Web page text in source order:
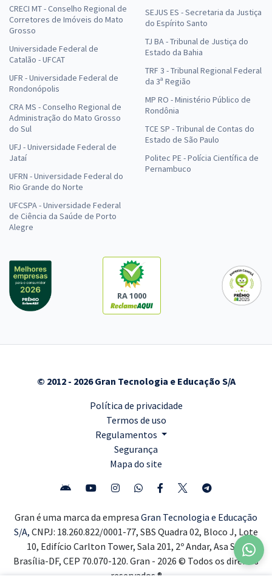
CRECI MT - Conselho Regional de
Corretores de Imóveis do Mato
Grosso
Universidade Federal de
Catalão - UFCAT
UFR - Universidade Federal de
Rondonópolis
CRA MS - Conselho Regional de
Administração do Mato Grosso
do Sul
UFJ - Universidade Federal de
Jataí
UFRN - Universidade Federal do
Rio Grande do Norte
UFCSPA - Universidade Federal
de Ciência da Saúde de Porto
Alegre
SEJUS ES - Secretaria da Justiça
do Espírito Santo
TJ BA - Tribunal de Justiça do
Estado da Bahia
TRF 3 - Tribunal Regional Federal
da 3ª Região
MP RO - Ministério Público de
Rondônia
TCE SP - Tribunal de Contas do
Estado de São Paulo
Politec PE - Polícia Científica de
Pernambuco
RA 1000
© 2012 - 2026 Gran Tecnologia e Educação S/A
Política de privacidade
Termos de uso
Regulamentos
Segurança
Mapa do site
Gran é uma marca da empresa Gran Tecnologia e Educação
S/A, CNPJ: 18.260.822/0001-77, SBS Quadra 02, Bloco J, Lote
10, Edifício Carlton Tower, Sala 201, 2º Andar, Asa Sul,
Brasília-DF, CEP 70.070-120. Gran - 2026 © Todos os direitos
reservados ®